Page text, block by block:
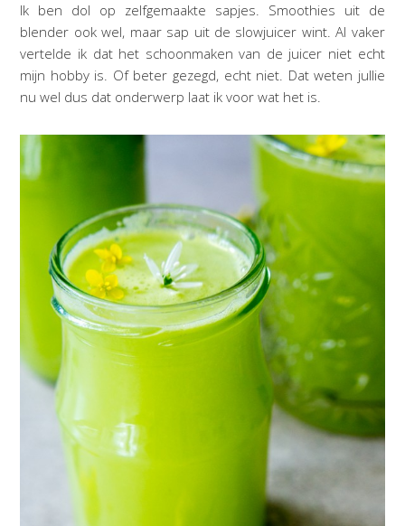
Ik ben dol op zelfgemaakte sapjes. Smoothies uit de
blender ook wel, maar sap uit de slowjuicer wint. Al vaker
vertelde ik dat het schoonmaken van de juicer niet echt
mijn hobby is. Of beter gezegd, echt niet. Dat weten jullie
nu wel dus dat onderwerp laat ik voor wat het is.